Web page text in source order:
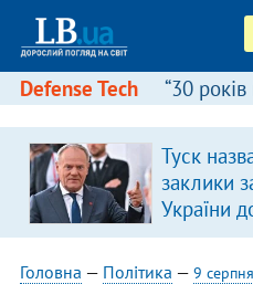
Defense Tech “30 років
Туск
заклики
України
риторику
Головна — Політика — 9